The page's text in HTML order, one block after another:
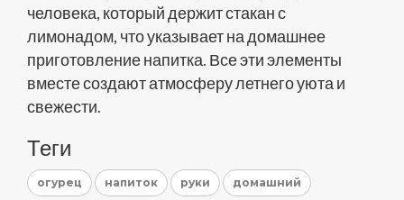
человека, который держит стакан с
лимонадом, что указывает на домашнее
приготовление напитка. Все эти элементы
вместе создают атмосферу летнего уюта и
свежести.
Теги
огурец напиток руки домашний